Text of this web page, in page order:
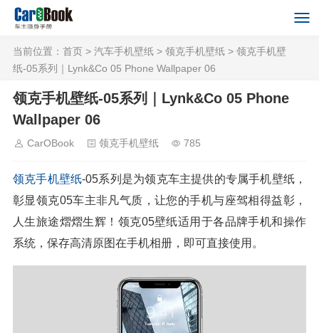
当前位置： 首页 > 汽车手机壁纸 > 领克手机壁纸 > 领克手机壁
纸-05系列｜Lynk&Co 05 Phone Wallpaper 06
领克手机壁纸-05系列｜Lynk&Co 05 Phone
Wallpaper 06
CarOBook 领克手机壁纸 785
领克手机壁纸-05系列是为领克车主提供的专属手机壁纸，
彰显领克05车主非凡气质，让您的手机与座驾相得益彰，
人生旅途熠熠生辉！领克05壁纸适用于各品牌手机和操作
系统，保存高清原图在手机相册，即可直接使用。